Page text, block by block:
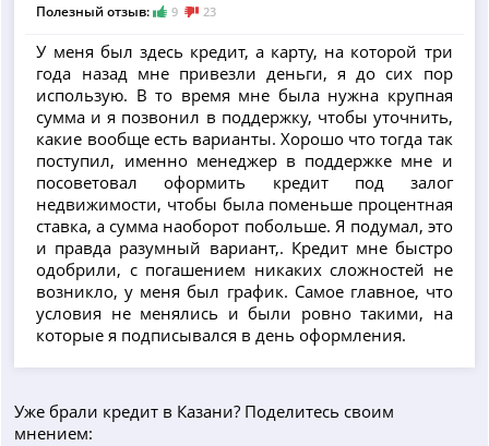
Полезный отзыв: 9 23
У меня был здесь кредит, а карту, на которой три
года назад мне привезли деньги, я до сих пор
использую. В то время мне была нужна крупная
сумма и я позвонил в поддержку, чтобы уточнить,
какие вообще есть варианты. Хорошо что тогда так
поступил, именно менеджер в поддержке мне и
посоветовал оформить кредит под залог
недвижимости, чтобы была поменьше процентная
ставка, а сумма наоборот побольше. Я подумал, это
и правда разумный вариант,. Кредит мне быстро
одобрили, с погашением никаких сложностей не
возникло, у меня был график. Самое главное, что
условия не менялись и были ровно такими, на
которые я подписывался в день оформления.
Уже брали кредит в Казани? Поделитесь своим
мнением: